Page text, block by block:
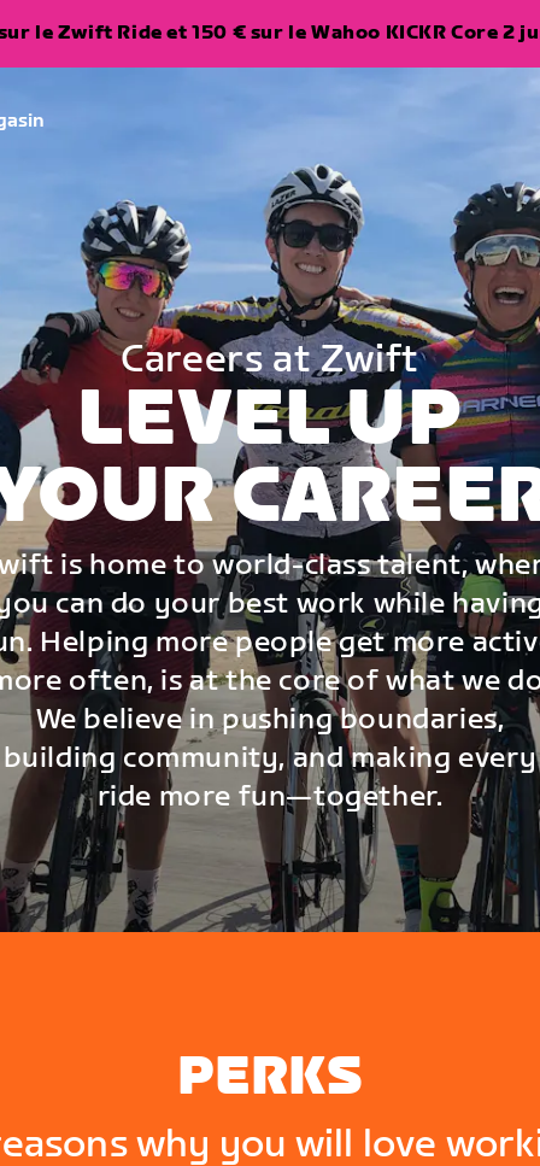
le Zwift Ride et 150 € sur le Wahoo KICKR Core 2
Careers at Zwift
LEVEL UP
is home to world-class talent,
can do your best work while
Helping more people get more
often, is at the core of what we
We believe in pushing boundaries,
building community, and making every
ride more fun—together.
PERKS
why you will love